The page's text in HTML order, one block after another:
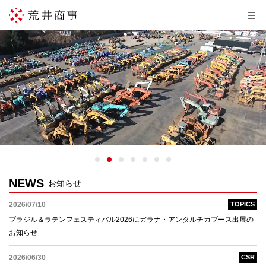
NEWS お知らせ
2026/07/10 TOPICS
ブラジル＆ラテンフェスティバル2026にガラナ・アンタルチカブース出展の
お知らせ
2026/06/30 CSR